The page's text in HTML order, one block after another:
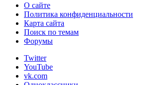
О сайте
Политика конфиденциальности
Карта сайта
Поиск по темам
Форумы
Twitter
YouTube
vk.com